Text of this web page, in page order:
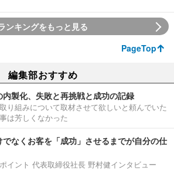
ンキングをもっと見る
PageTop
編集部おすすめ
内製化、失敗と再挑戦と成功の記録
り組みについて取材させて欲しいと頼んでいた
は芳しくなかった
でなくお客を「成功」させるまでが自分の仕
イント 代表取締役社長 野村健インタビュー